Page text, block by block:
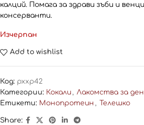
калций. Помага за здрави зъби и
консерванти.
Изчерпан
Add to wishlist
Код: pxxp42
Категории: Кокали , Лакомства за
Етикети: Монопротеин , Телешко
Share: